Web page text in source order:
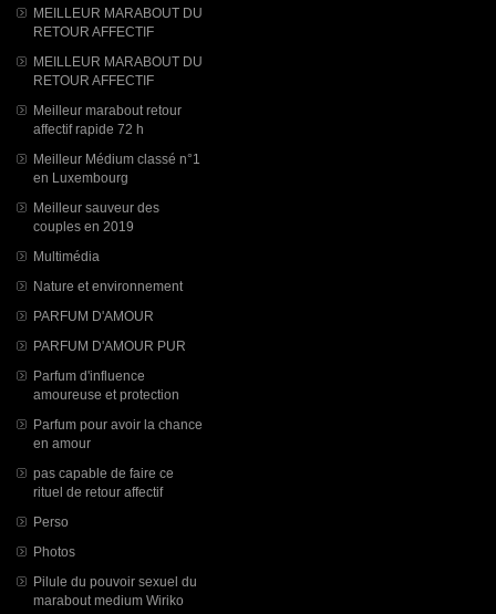
MEILLEUR MARABOUT DU
RETOUR AFFECTIF
MEILLEUR MARABOUT DU
RETOUR AFFECTIF
Meilleur marabout retour
affectif rapide 72 h
Meilleur Médium classé n°1
en Luxembourg
Meilleur sauveur des
couples en 2019
Multimédia
Nature et environnement
PARFUM D'AMOUR
PARFUM D'AMOUR PUR
Parfum d'influence
amoureuse et protection
Parfum pour avoir la chance
en amour
pas capable de faire ce
rituel de retour affectif
Perso
Photos
Pilule du pouvoir sexuel du
marabout medium Wiriko